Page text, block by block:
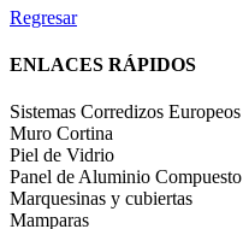
Regresar
ENLACES RÁPIDOS
Sistemas Corredizos Europeos
Muro Cortina
Piel de Vidrio
Panel de Aluminio Compuesto
Marquesinas y cubiertas
Mamparas